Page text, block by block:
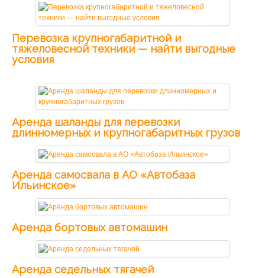
Перевозка крупногабаритной и
тяжеловесной техники — найти выгодные
условия
Аренда шаланды для перевозки
длинномерных и крупногабаритных грузов
Аренда самосвала в АО «Автобаза
Ильинское»
Аренда бортовых автомашин
Аренда седельных тягачей